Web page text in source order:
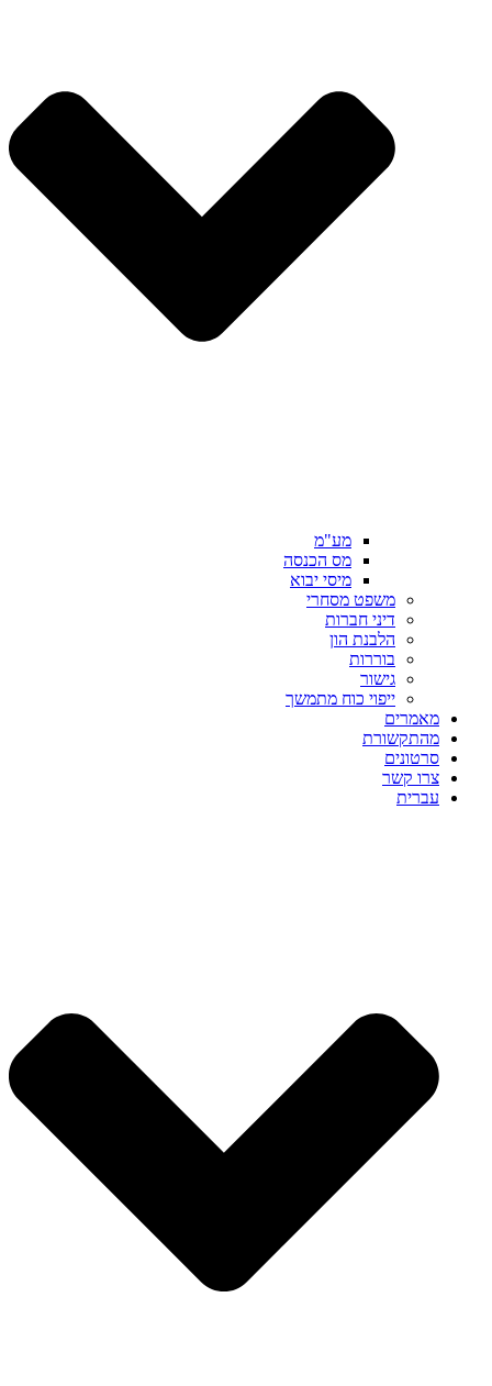
מע"מ
מס הכנסה
מיסי יבוא
משפט מסחרי
דיני חברות
הלבנת הון
בוררות
גישור
ייפוי כוח מתמשך
מאמרים
מהתקשורת
סרטונים
צרו קשר
עברית